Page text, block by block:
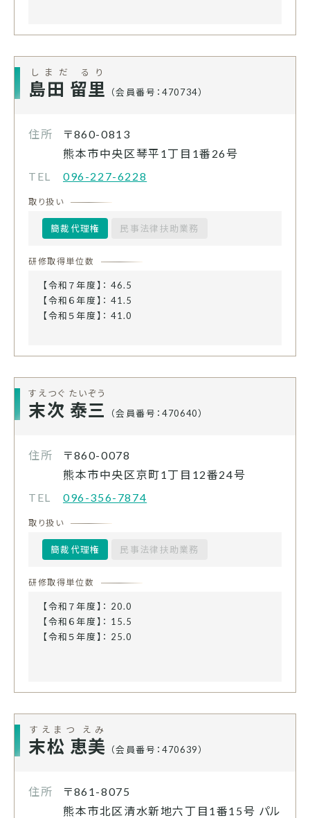
島田 留里
しまだ るり
（会員番号：470734）
住所
〒860-0813
熊本市中央区琴平1丁目1番26号
TEL
096-227-6228
取り扱い
簡裁代理権 民事法律扶助業務
研修取得単位数
【令和７年度】： 46.5
【令和６年度】： 41.5
【令和５年度】： 41.0
末次 泰三
すえつぐ たいぞう
（会員番号：470640）
住所
〒860-0078
熊本市中央区京町1丁目12番24号
TEL
096-356-7874
取り扱い
簡裁代理権 民事法律扶助業務
研修取得単位数
【令和７年度】： 20.0
【令和６年度】： 15.5
【令和５年度】： 25.0
末松 恵美
すえまつ えみ
（会員番号：470639）
住所
〒861-8075
熊本市北区清水新地六丁目1番15号 パル